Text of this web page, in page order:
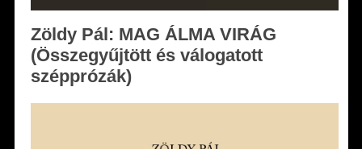
Zöldy Pál: MAG ÁLMA VIRÁG
(Összegyűjtött és válogatott
szépprózák)